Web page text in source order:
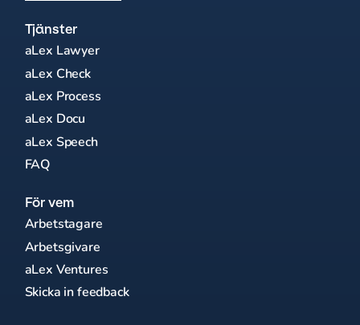
Tjänster
aLex Lawyer
aLex Check
aLex Process
aLex Docu
aLex Speech
FAQ
För vem
Arbetstagare
Arbetsgivare
aLex Ventures
Skicka in feedback